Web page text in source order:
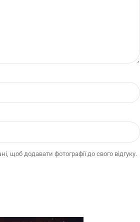
щоб додавати фотографії до свого відгуку.